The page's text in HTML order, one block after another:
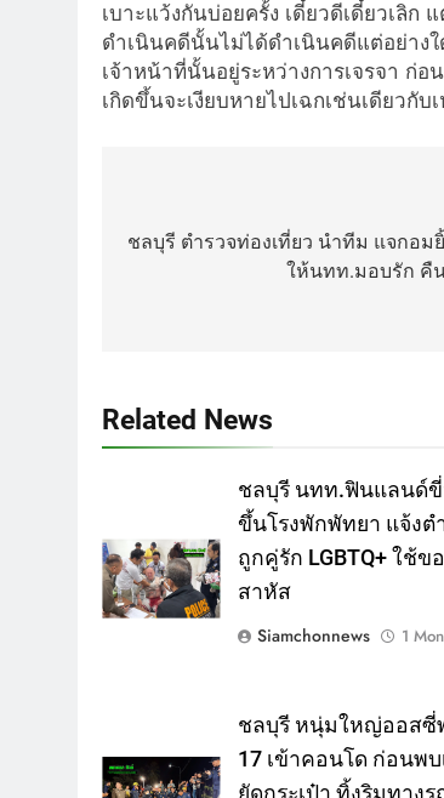
เบาะแว้งกันบ่อยครั้ง เดี๋ยวดีเดี๋ยวเลิก
ดำเนินคดีนั้นไม่ได้ดำเนินคดีแต่อย่าง
เจ้าหน้าที่นั้นอยู่ระหว่างการเจรจา ก่อ
เกิดขึ้นจะเงียบหายไปเฉกเช่นเดียวกั
navigation
ชลบุรี ตำรวจท่องเที่ยว นำทีม แจกอ
ให้นทท.มอบรัก คื
Related News
ชลบุรี นทท.ฟินแลนด์
ขึ้นโรงพักพัทยา แจ้งต
ถูกคู่รัก LGBTQ+ ใช้ข
สาหัส
Siamchonnews
1
ชลบุรี หนุ่มใหญ่ออสซี่
17 เข้าคอนโด ก่อนพ
ยัดกระเป๋า ทิ้งริมทาง